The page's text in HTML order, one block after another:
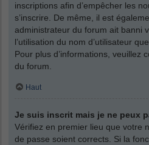
inscriptions afin d’empêcher les
s’inscrire. De même, il est
administrateur du forum ait banni
l’utilisation du nom d’utilisateur
Pour plus d’informations, veuillez
du forum.
Haut
Je suis inscrit mais je ne peux
Vérifiez en premier lieu que votre
de passe soient corrects. Si la